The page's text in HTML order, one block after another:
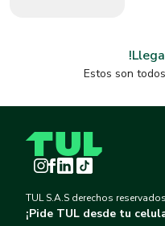
Estos son
Instagram
Facebook
LinkedInTikTok
TUL S.A.S derechos reservados
¡Pide TUL desde tu